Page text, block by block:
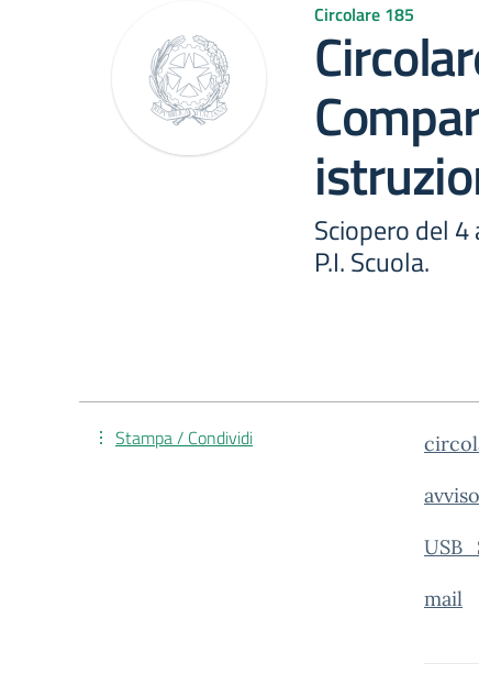
Circolare 185
Sciopero del
P.I. Scuola.
mail
Stampa / Condividi